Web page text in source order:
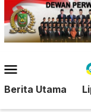
Loncat
ke
konten
Mobile
Berita Utama